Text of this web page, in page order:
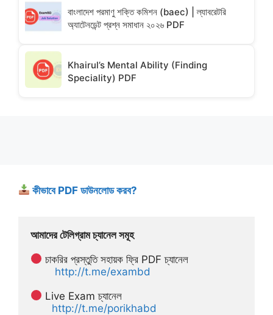
বাংলাদেশ পরমাণু শক্তি কমিশন (baec) | ল্যাবরেটরি
অ্যাটেনডেন্ট প্রশ্ন সমাধান ২০২৬ PDF
Khairul’s Mental Ability (Finding
Speciality) PDF
কীভাবে PDF ডাউনলোড করব?
আমাদের টেলিগ্রাম চ্যানেল সমূহ
চাকরির প্রস্তুতি সহায়ক ফ্রি PDF চ্যানেল
http://t.me/exambd
Live Exam চ্যানেল
http://t.me/porikhabd